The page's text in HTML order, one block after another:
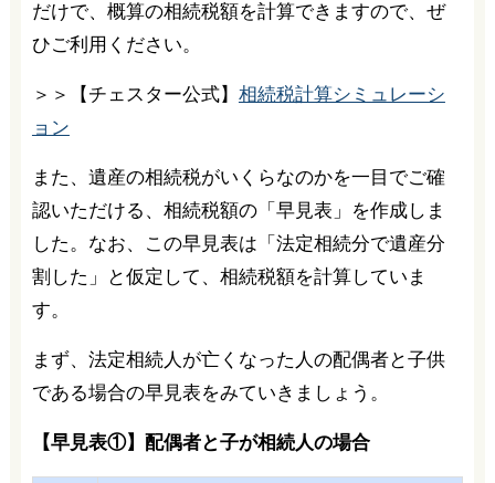
だけで、概算の相続税額を計算できますので、ぜ
ひご利用ください。
＞＞【チェスター公式】 相続税計算シミュレーシ
ョン
また、遺産の相続税がいくらなのかを一目でご確
認いただける、相続税額の「早見表」を作成しま
した。なお、この早見表は「法定相続分で遺産分
割した」と仮定して、相続税額を計算していま
す。
まず、法定相続人が亡くなった人の配偶者と子供
である場合の早見表をみていきましょう。
【早見表①】配偶者と子が相続人の場合